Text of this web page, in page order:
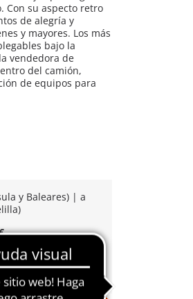
Con su aspecto retro
de alegría y
y mayores. Los más
bajo la
vendedora de
del camión,
de equipos para
y Baleares) | a